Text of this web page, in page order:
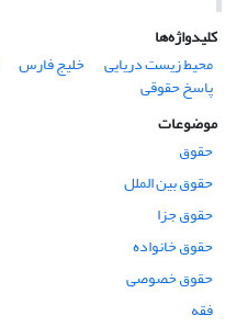
کلیدواژه‌ها
محیط زیست دریایی
خلیج فارس
پاسخ حقوقی
موضوعات
حقوق
حقوق بین الملل
حقوق جزا
حقوق خانواده
حقوق خصوصی
فقه